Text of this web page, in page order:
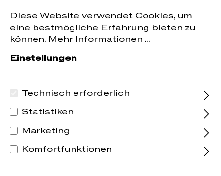
springen
auf die erste Bestellung erhalten.
Diese Website verwendet Cookies, um
eine bestmögliche Erfahrung bieten zu
können. Mehr Informationen ...
Einstellungen
Technisch erforderlich
Statistiken
Marketing
Komfortfunktionen